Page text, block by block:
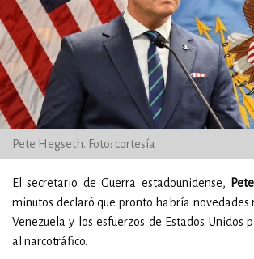
Pete Hegseth. Foto: cortesía
El secretario de Guerra estadounidense,
minutos declaró que pronto habría novedades
Venezuela y los esfuerzos de Estados Unidos
al narcotráfico.